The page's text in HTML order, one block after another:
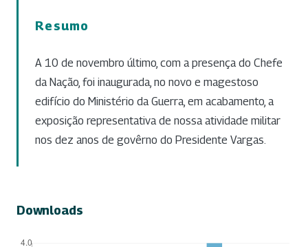
Resumo
A 10 de novembro último, com a presença do Chefe
da Nação, foi inaugurada, no novo e magestoso
edifício do Ministério da Guerra, em acabamento, a
exposição representativa de nossa atividade militar
nos dez anos de govêrno do Presidente Vargas.
Downloads